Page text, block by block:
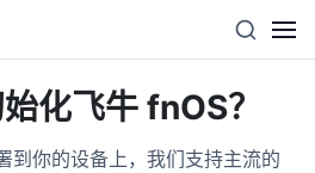
化飞牛 fnOS？
到你的设备上，我们支持主流的